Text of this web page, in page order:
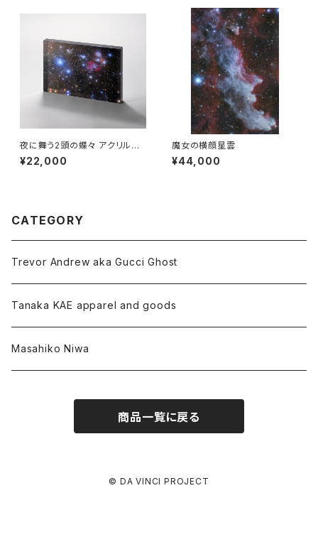
夜に舞う2頭の蝶々 アクリルブ
ロック
¥22,000
魔女の横顔星雲
¥44,000
CATEGORY
Trevor Andrew aka Gucci Ghost
Tanaka KAE apparel and goods
Masahiko Niwa
商品一覧に戻る
© DA VINCI PROJECT